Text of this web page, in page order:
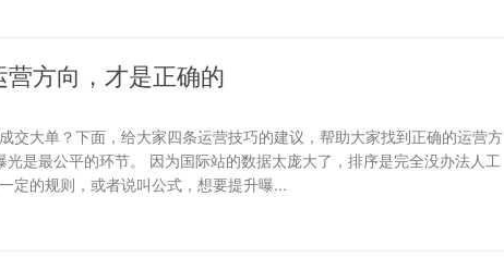
方向，才是正确的
交大单？下面，给大家四条运营技巧的建议，帮助大家找到正确的运营方
是最公平的环节。 因为国际站的数据太庞大了，排序是完全没办法人工
定的规则，或者说叫公式，想要提升曝...